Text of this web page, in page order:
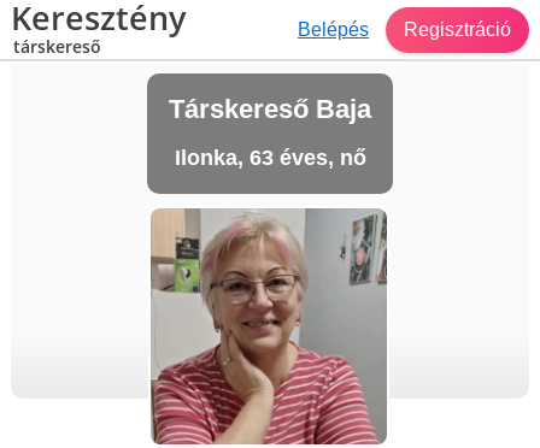
Keresztény
társkereső
Belépés Regisztráció
Társkereső Baja
Ilonka, 63 éves, nő